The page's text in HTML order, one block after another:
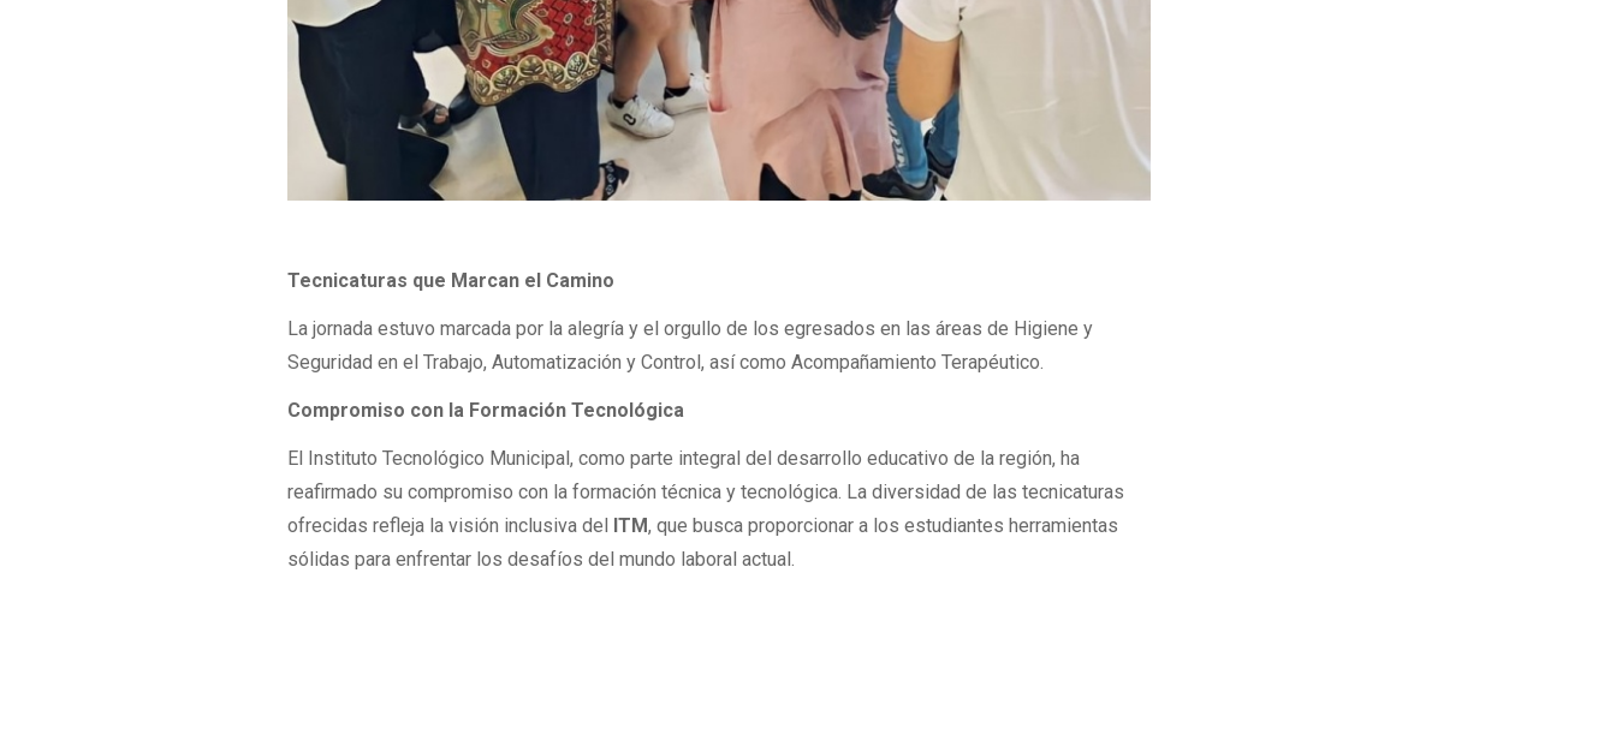
Tecnicaturas que Marcan el Camino
La jornada estuvo marcada por la alegría y el orgullo de los egresados en las áreas de Higiene y
Seguridad en el Trabajo, Automatización y Control, así como Acompañamiento Terapéutico.
Compromiso con la Formación Tecnológica
El Instituto Tecnológico Municipal, como parte integral del desarrollo educativo de la región, ha
reafirmado su compromiso con la formación técnica y tecnológica. La diversidad de las tecnicaturas
ofrecidas refleja la visión inclusiva del
ITM, que busca proporcionar a los estudiantes herramientas
sólidas para enfrentar los desafíos del mundo laboral actual.